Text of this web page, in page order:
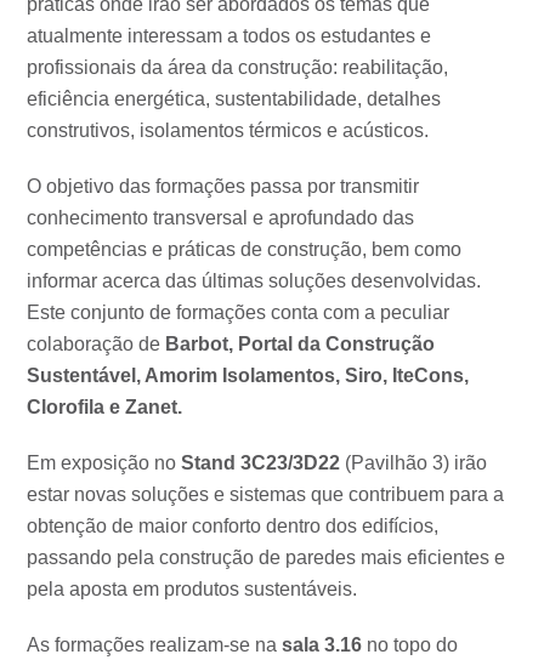
práticas onde irão ser abordados os temas que
atualmente interessam a todos os estudantes e
profissionais da área da construção: reabilitação,
eficiência energética, sustentabilidade, detalhes
construtivos, isolamentos térmicos e acústicos.
O objetivo das formações passa por transmitir
conhecimento transversal e aprofundado das
competências e práticas de construção, bem como
informar acerca das últimas soluções desenvolvidas.
Este conjunto de formações conta com a peculiar
colaboração de Barbot, Portal da Construção
Sustentável, Amorim Isolamentos, Siro, IteCons,
Clorofila e Zanet.
Em exposição noStand 3C23/3D22 (Pavilhão 3) irão
estar novas soluções e sistemas que contribuem para a
obtenção de maior conforto dentro dos edifícios,
passando pela construção de paredes mais eficientes e
pela aposta em produtos sustentáveis.
As formações realizam-se nasala 3.16 no topo do